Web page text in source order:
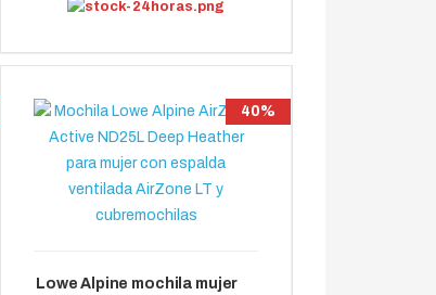
40%
Lowe Alpine mochila mujer